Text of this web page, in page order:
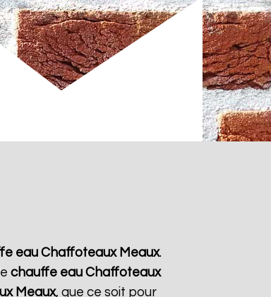
eau Chaffoteaux Meaux.
chauffe eau Chaffoteaux
Meaux, que ce soit pour